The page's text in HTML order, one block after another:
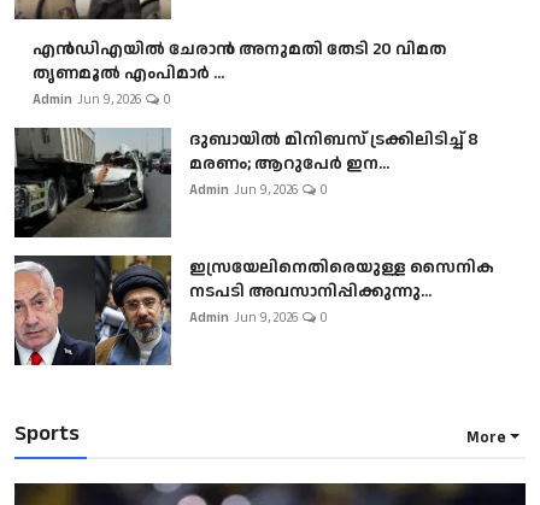
എൻഡിഎയിൽ ചേരാൻ അനുമതി തേടി 20 വിമത
തൃണമൂൽ എംപിമാർ ...
Admin Jun 9, 2026 0
ദുബായിൽ മിനിബസ്​ ട്രക്കിലിടിച്ച് 8
മരണം; ആറുപേർ ഇന...
Admin Jun 9, 2026 0
ഇസ്രയേലിനെതിരെയുള്ള സൈനിക
നടപടി അവസാനിപ്പിക്കുന്നു...
Admin Jun 9, 2026 0
Sports More